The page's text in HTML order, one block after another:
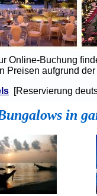
Online-Buchung
Preisen aufgrund
[Reservierung
in